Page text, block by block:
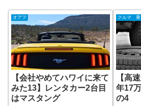
オアフ
【会社やめてハワイに来て
みた13】レンタカー2台目
はマスタング
クルマ 乗
【高
年17
の4